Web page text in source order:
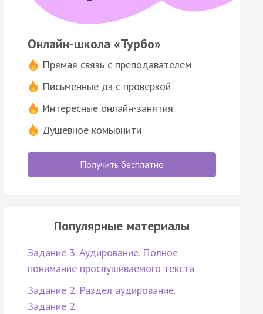
Онлайн-школа «Турбо»
Прямая связь с преподавателем
Письменные дз с проверкой
Интересные онлайн-занятия
Душевное комьюнити
Получить бесплатно
Популярные материалы
Задание 3. Аудирование. Полное
понимание прослушиваемого текста
Задание 2. Раздел аудирование.
Задание 2